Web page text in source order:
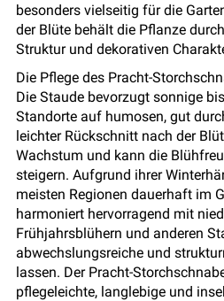
besonders vielseitig für die
der Blüte behält die Pflanze
Struktur und dekorativen
Die Pflege des Pracht-
Die Staude bevorzugt sonnige
Standorte auf humosen, gut
leichter Rückschnitt nach der
Wachstum und kann die
steigern. Aufgrund ihrer
meisten Regionen dauerhaft im
harmoniert hervorragend mit
Frühjahrsblühern und anderen
abwechslungsreiche und
lassen. Der Pracht-
pflegeleichte, langlebige und